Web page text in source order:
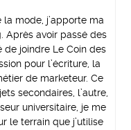
mode, j’apporte ma
Après avoir passé des
de joindre Le Coin des
pour l’écriture, la
de marketeur. Ce
secondaires, l’autre,
universitaire, je me
le terrain que j’utilise